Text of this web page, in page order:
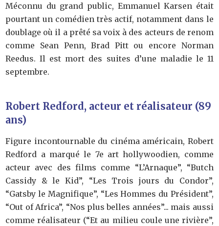
Méconnu du grand public, Emmanuel Karsen était
pourtant un comédien très actif, notamment dans le
doublage où il a prêté sa voix à des acteurs de renom
comme Sean Penn, Brad Pitt ou encore Norman
Reedus. Il est mort des suites d’une maladie le 11
septembre.
Robert Redford, acteur et réalisateur (89
ans)
Figure incontournable du cinéma américain, Robert
Redford a marqué le 7e art hollywoodien, comme
acteur avec des films comme “L’Arnaque”, “Butch
Cassidy & le Kid”, “Les Trois jours du Condor”,
“Gatsby le Magnifique”, “Les Hommes du Président”,
“Out of Africa”, “Nos plus belles années”... mais aussi
comme réalisateur (“Et au milieu coule une rivière”,